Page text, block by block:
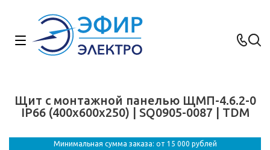
Щит с монтажной панелью ЩМП-4.6.2-0
IP66 (400х600х250) | SQ0905-0087 | TDM
Минимальная сумма заказа: от 15 000 рублей